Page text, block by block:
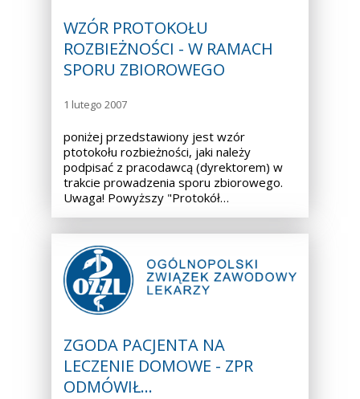
WZÓR PROTOKOŁU
ROZBIEŻNOŚCI - W RAMACH
SPORU ZBIOROWEGO
1 lutego 2007
poniżej przedstawiony jest wzór
ptotokołu rozbieżności, jaki należy
podpisać z pracodawcą (dyrektorem) w
trakcie prowadzenia sporu zbiorowego.
Uwaga! Powyższy "Protokół…
ZGODA PACJENTA NA
LECZENIE DOMOWE - ZPR
ODMÓWIŁ…